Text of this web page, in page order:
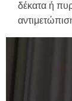
δέκατα ή